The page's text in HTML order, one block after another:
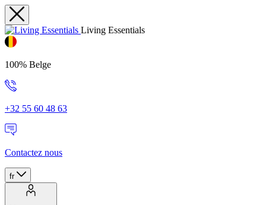
Living Essentials
100% Belge
+32 55 60 48 63
Contactez nous
fr